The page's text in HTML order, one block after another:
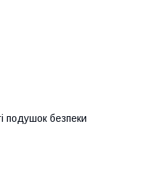
подушок безпеки